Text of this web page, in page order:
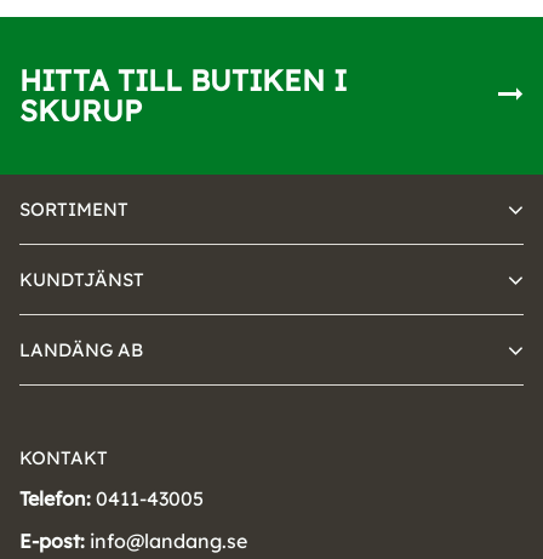
HITTA TILL BUTIKEN I
SKURUP
SORTIMENT
KUNDTJÄNST
LANDÄNG AB
KONTAKT
Telefon: 0411-43005
E-post: info@landang.se